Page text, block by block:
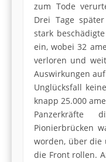
zum Tode
Drei Tage
stark
ein, wobei 32
verloren und
Auswirkungen
Unglücksfall
knapp 25.000
Panzerkräfte
Pionierbrücken
worden, über die
die Front rollen.